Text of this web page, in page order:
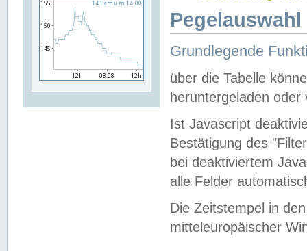
Grundlegende
über die Tabelle
heruntergeladen oder
Ist Javascript
Bestätigung des
bei deaktiviertem
alle Felder
Die Zeitstempel in
mitteleuropäischer